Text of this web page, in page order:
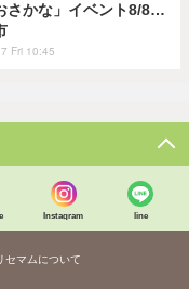
さかな」イベント8/8…
Fri 10:45
Instagram line
セマムについて